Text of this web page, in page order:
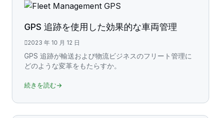
GPS 追跡を使用した効果的な車両管理
2023 年 10 月 12 日
GPS 追跡が輸送および物流ビジネスのフリート管理に
どのような変革をもたらすか。
続きを読む→